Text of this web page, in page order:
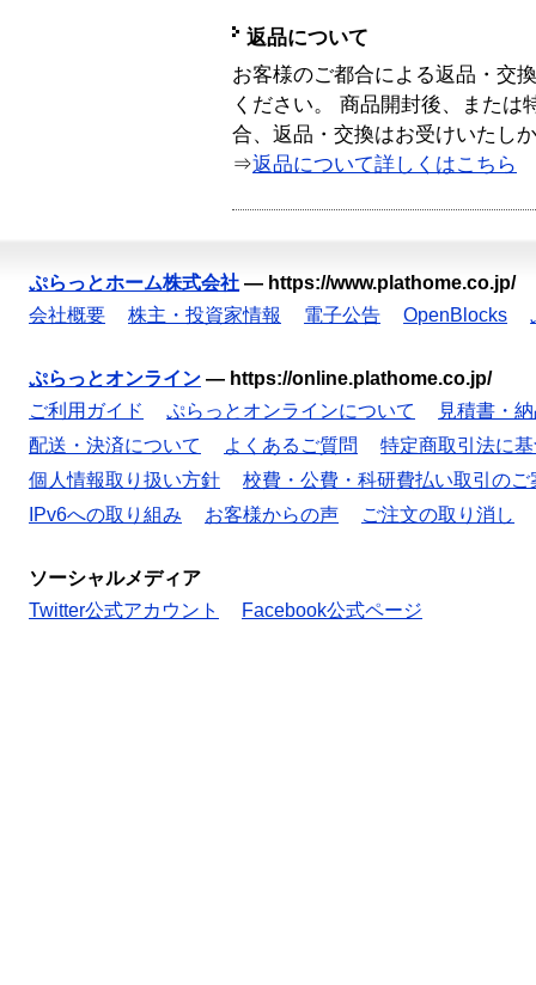
返品について
お客様のご都合による返品・交
ください。 商品開封後、または
合、返品・交換はお受けいたし
⇒返品について詳しくはこちら
ぷらっとホーム株式会社 — https://www.plathome.co.jp/
会社概要
株主・投資家情報 電子公告 OpenBlocks
ぷらっとオンライン — https://online.plathome.co.jp/
ご利用ガイド
ぷらっとオンラインについて
見積書・
配送・決済について
よくあるご質問
特定商取引法に
個人情報取り扱い方針
校費・公費・科研費払い取引のご
IPv6への取り組み
お客様からの声 ご注文の取り消し
ソーシャルメディア
Twitter公式アカウント
Facebook公式ページ